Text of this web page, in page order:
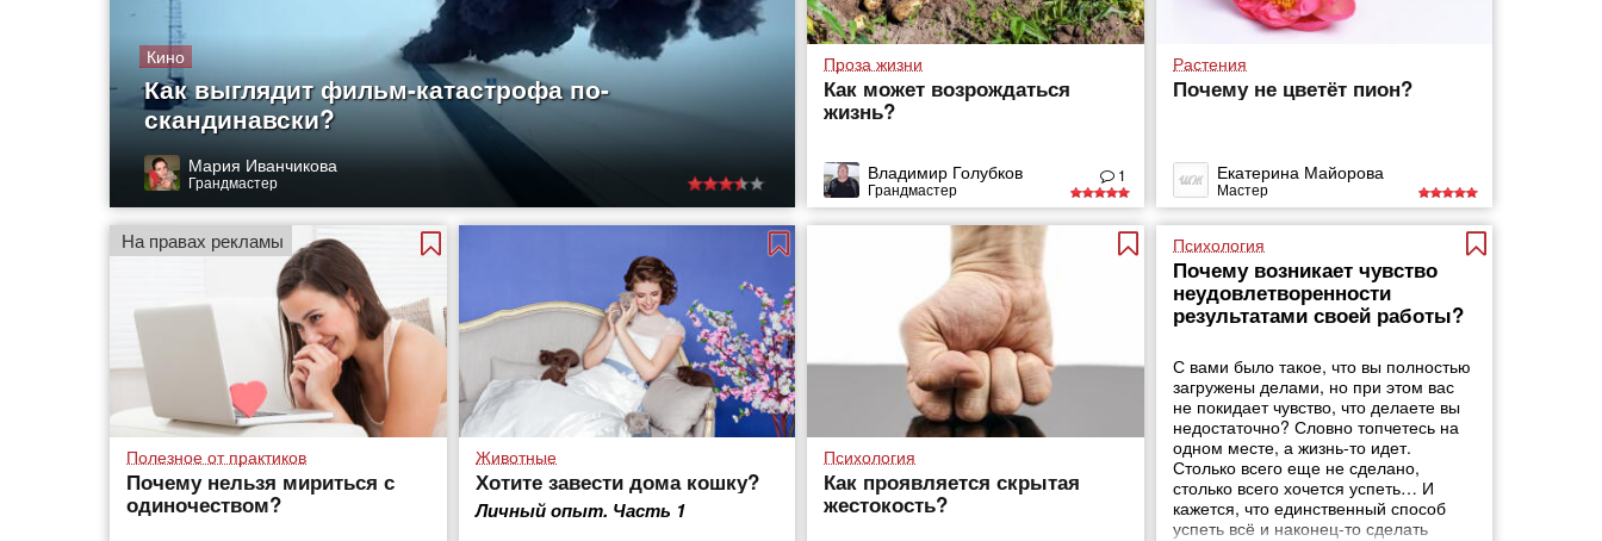
Кино
Как выглядит фильм-катастрофа по-
скандинавски?
Мария Иванчикова
Грандмастер
Проза жизни
Как может возрождаться
жизнь?
Владимир Голубков
Грандмастер
1
Растения
Почему не цветёт пион?
Екатерина Майорова
Мастер
На правах рекламы
Полезное от практиков
Почему нельзя мириться с
одиночеством?
Животные
Хотите завести дома кошку?
Личный опыт. Часть 1
Психология
Как проявляется скрытая
жестокость?
Психология
Почему возникает чувство
неудовлетворенности
результатами своей работы?
С вами было такое, что вы полностью
загружены делами, но при этом вас
не покидает чувство, что делаете вы
недостаточно? Словно топчетесь на
одном месте, а жизнь-то идет.
Столько всего еще не сделано,
столько всего хочется успеть… И
кажется, что единственный способ
успеть всё и наконец-то сделать